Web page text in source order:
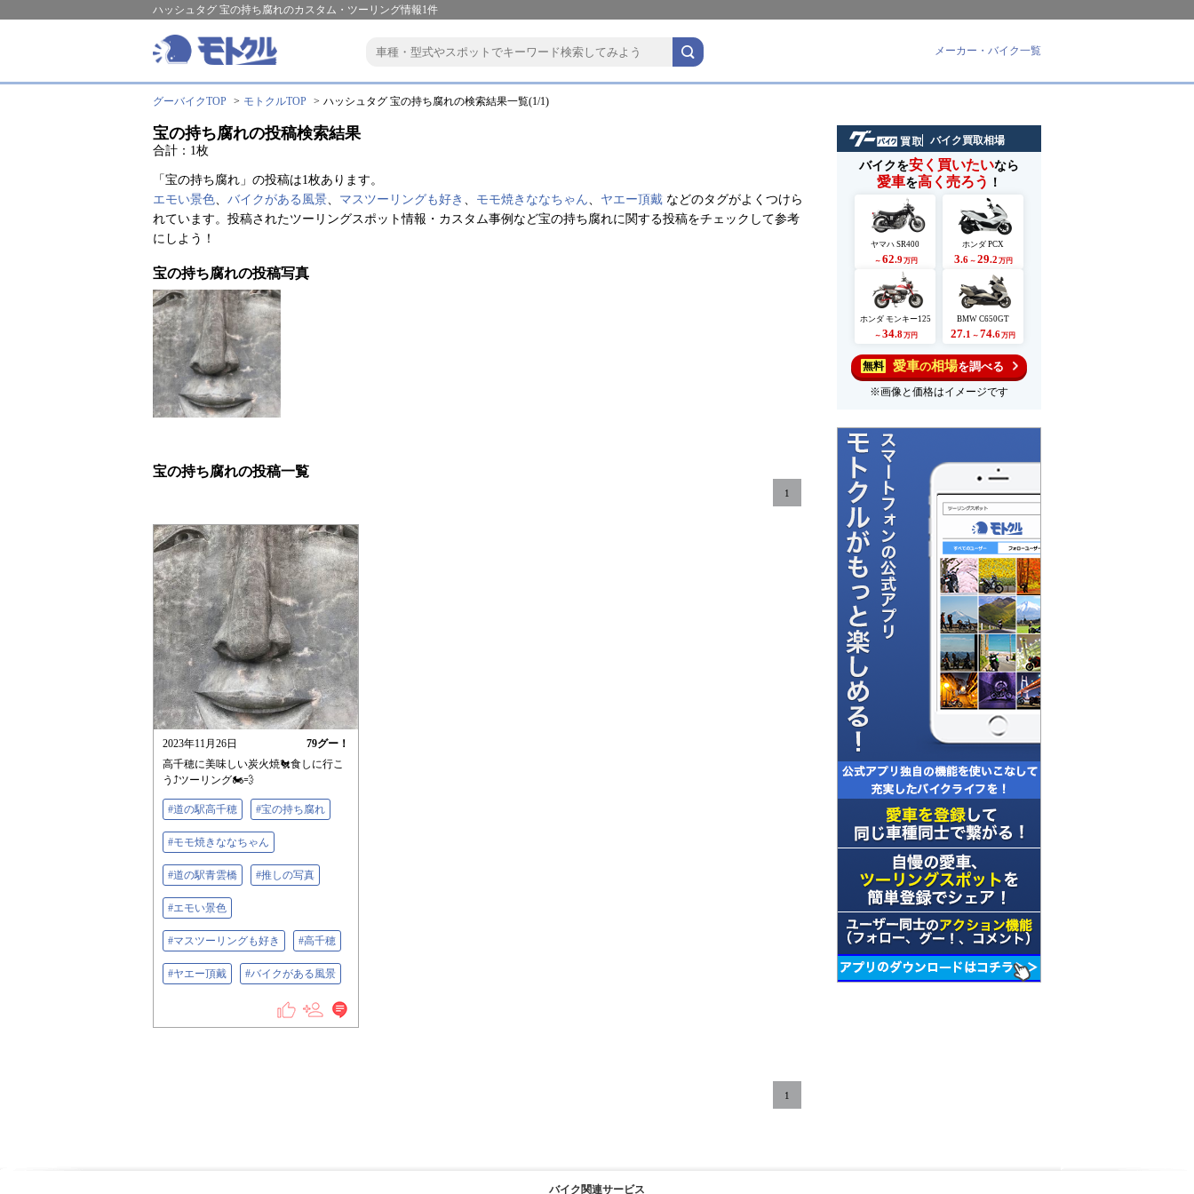
ハッシュタグ 宝の持ち腐れのカスタム・ツーリング情報1件
メーカー・バイク一覧
グーバイクTOP モトクルTOP ハッシュタグ 宝の持ち腐れの検索結果一覧(1/1)
宝の持ち腐れの投稿検索結果
合計：1枚
「宝の持ち腐れ」の投稿は1枚あります。
エモい景色、 バイクがある風景、 マスツーリングも好き 、 モモ焼きななちゃん、 ヤエー頂戴 などのタグがよくつけら
れています。投稿されたツーリングスポット情報・カスタム事例など宝の持ち腐れに関する投稿をチェックして参考
にしよう！
宝の持ち腐れの投稿写真
宝の持ち腐れの投稿一覧
1
2023年11月26日 79グー！
高千穂に美味しい炭火焼🐔食しに行こ
う⤴️ツーリング🏍️💨
#道の駅高千穂 #宝の持ち腐れ
#モモ焼きななちゃん
#道の駅青雲橋 #推しの写真
#エモい景色
#マスツーリングも好き #高千穂
#ヤエー頂戴 #バイクがある風景
1
バイク買取相場
バイクを安く買いたいなら
愛車を高く売ろう ！
ヤマハ SR400
～ 62.9 万円
ホンダ PCX
3.6 ～ 29.2 万円
ホンダ モンキー125
～ 34.8万円
BMW C650GT
27.1 ～ 74.6万円
無料 愛車の相場を調べる
※画像と価格はイメージです
バイク関連サービス